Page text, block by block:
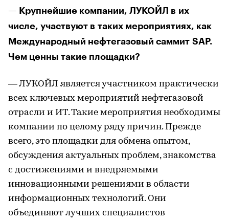
— Крупнейшие компании, ЛУКОЙЛ в их
числе, участвуют в таких мероприятиях, как
Международный нефтегазовый саммит SAP.
Чем ценны такие площадки?
— ЛУКОЙЛ является участником практически
всех ключевых мероприятий нефтегазовой
отрасли и ИТ. Такие мероприятия необходимы
компании по целому ряду причин. Прежде
всего, это площадки для обмена опытом,
обсуждения актуальных проблем, знакомства
с достижениями и внедряемыми
инновационными решениями в области
информационных технологий. Они
объединяют лучших специалистов